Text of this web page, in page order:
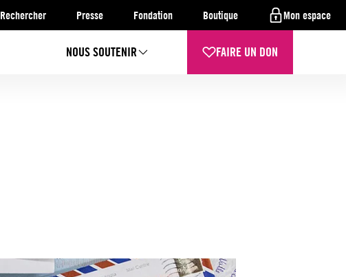
Rechercher Presse Fondation Boutique Mon espace
NOUS SOUTENIR FAIRE UN DON